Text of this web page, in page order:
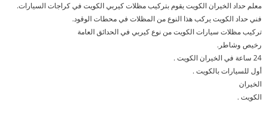
معلم حداد الخيران الكويت يقوم بتركيب مظلات كيربي الكويت في كراجات السيارات.
فني حداد الكويت يركب هذا النوع من المظلات في محطات الوقود.
تركيب مظلات سيارات الكويت من نوع كيربي في الحدائق العامة
رخيص وشاطر.
24 ساعة في الخيران الكويت .
أول للسيارات بالكويت .
الخيران
الكويت .